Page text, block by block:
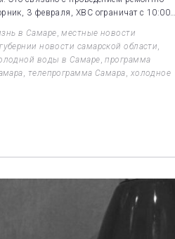
3 февраля, ХВС ограничат с 10:00…
в Самаре,местные новости
новости самарской области,
воды в Самаре,программа
, телепрограмма Самара, холодное